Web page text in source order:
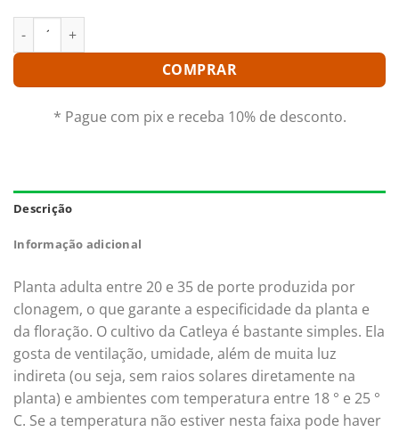
BLC. EDISTO NEW BERRY ADULTA quantidade
COMPRAR
* Pague com pix e receba 10% de desconto.
Descrição
Informação adicional
Planta adulta entre 20 e 35 de porte produzida por
clonagem, o que garante a especificidade da planta e
da floração. O cultivo da Catleya é bastante simples. Ela
gosta de ventilação, umidade, além de muita luz
indireta (ou seja, sem raios solares diretamente na
planta) e ambientes com temperatura entre 18 ° e 25 °
C. Se a temperatura não estiver nesta faixa pode haver